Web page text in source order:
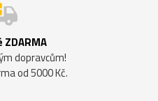
ZDARMA
dopravcům!
od 5000 Kč.